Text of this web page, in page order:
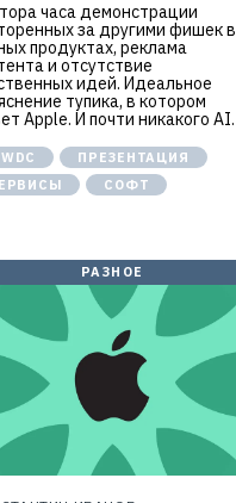
часа демонстрации
за другими фишек в
продуктах, реклама
и отсутствие
идей. Идеальное
тупика, в котором
Apple. И почти никакого AI.
ПРЕЗЕНТАЦИЯ
СОФТ
РАЗНОЕ